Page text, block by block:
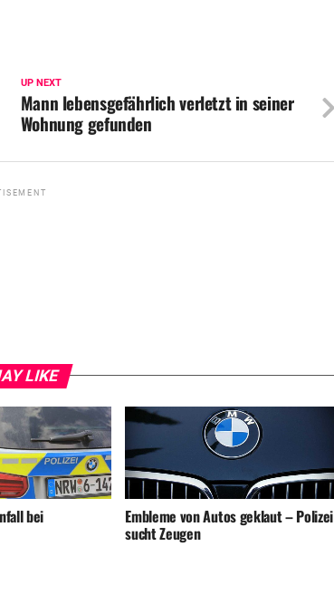
UP NEXT
Mann lebensgefährlich verletzt in seiner
Wohnung gefunden
LIKE
bei Embleme von Autos geklaut – Polizei
sucht Zeugen